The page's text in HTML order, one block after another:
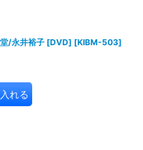
/永井裕子 [DVD] [KIBM-503]
れる